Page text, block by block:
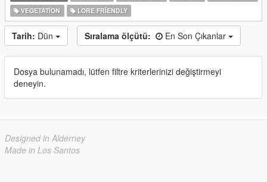
VEGETATION
LORE FRIENDLY
Tarih: Dün Sıralama ölçütü: En Son Çıkanlar
Dosya bulunamadı, lütfen filtre kriterlerinizi değiştirmeyi
deneyin.
Designed in Alderney
Made in Los Santos